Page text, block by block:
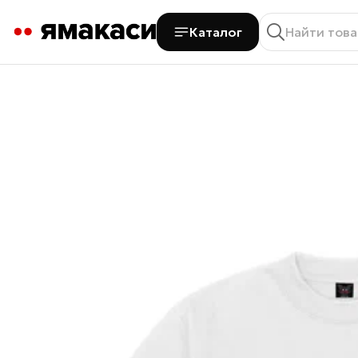
Каталог